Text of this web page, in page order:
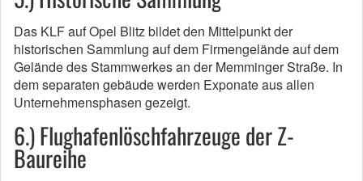
Das KLF auf Opel Blitz bildet den Mittelpunkt der
historischen Sammlung auf dem Firmengelände auf dem
Gelände des Stammwerkes an der Memminger Straße. In
dem separaten gebäude werden Exponate aus allen
Unternehmensphasen gezeigt.
6.) Flughafenlöschfahrzeuge der Z-
Baureihe